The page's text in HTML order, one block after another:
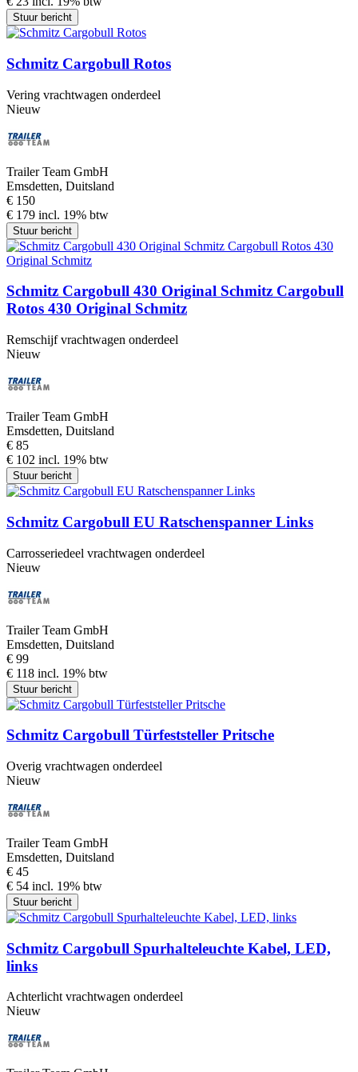
Stuur bericht
Schmitz Cargobull Rotos
Vering vrachtwagen onderdeel
Nieuw
Trailer Team GmbH
Emsdetten, Duitsland
€ 150
€ 179 incl. 19% btw
Stuur bericht
Schmitz Cargobull 430 Original Schmitz Cargobull
Rotos 430 Original Schmitz
Remschijf vrachtwagen onderdeel
Nieuw
Trailer Team GmbH
Emsdetten, Duitsland
€ 85
€ 102 incl. 19% btw
Stuur bericht
Schmitz Cargobull EU Ratschenspanner Links
Carrosseriedeel vrachtwagen onderdeel
Nieuw
Trailer Team GmbH
Emsdetten, Duitsland
€ 99
€ 118 incl. 19% btw
Stuur bericht
Schmitz Cargobull Türfeststeller Pritsche
Overig vrachtwagen onderdeel
Nieuw
Trailer Team GmbH
Emsdetten, Duitsland
€ 45
€ 54 incl. 19% btw
Stuur bericht
Schmitz Cargobull Spurhalteleuchte Kabel, LED,
links
Achterlicht vrachtwagen onderdeel
Nieuw